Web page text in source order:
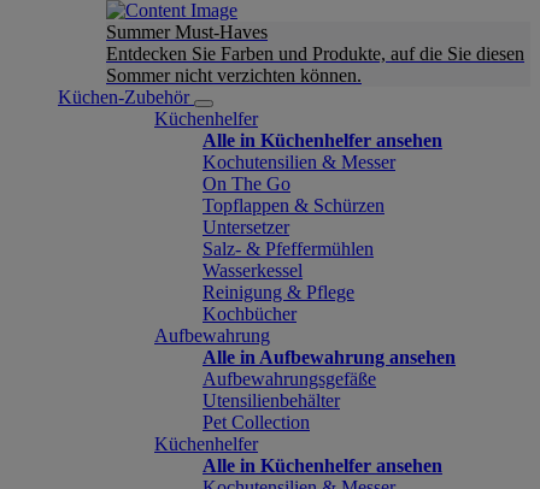
Summer Must-Haves
Entdecken Sie Farben und Produkte, auf die Sie diesen
Sommer nicht verzichten können.
Küchen-Zubehör
Küchenhelfer
Alle in Küchenhelfer ansehen
Kochutensilien & Messer
On The Go
Topflappen & Schürzen
Untersetzer
Salz- & Pfeffermühlen
Wasserkessel
Reinigung & Pflege
Kochbücher
Aufbewahrung
Alle in Aufbewahrung ansehen
Aufbewahrungsgefäße
Utensilienbehälter
Pet Collection
Küchenhelfer
Alle in Küchenhelfer ansehen